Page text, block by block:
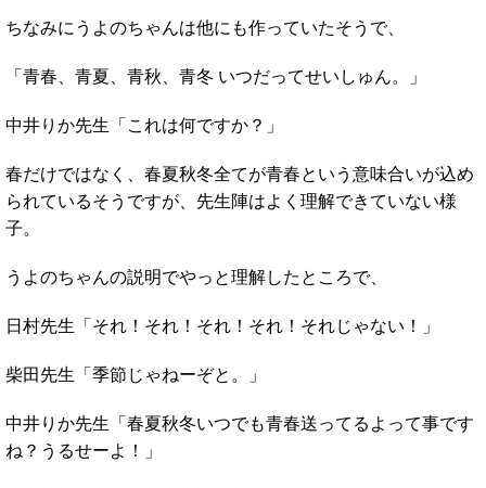
ちなみにうよのちゃんは他にも作っていたそうで、
「青春、青夏、青秋、青冬 いつだってせいしゅん。」
中井りか先生「これは何ですか？」
春だけではなく、春夏秋冬全てが青春という意味合いが込め
られているそうですが、先生陣はよく理解できていない様
子。
うよのちゃんの説明でやっと理解したところで、
日村先生「それ！それ！それ！それ！それじゃない！」
柴田先生「季節じゃねーぞと。」
中井りか先生「春夏秋冬いつでも青春送ってるよって事です
ね？うるせーよ！」